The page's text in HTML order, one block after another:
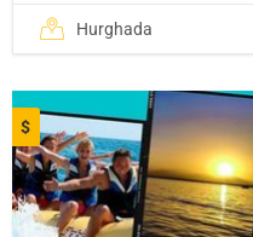
Hurghada
$